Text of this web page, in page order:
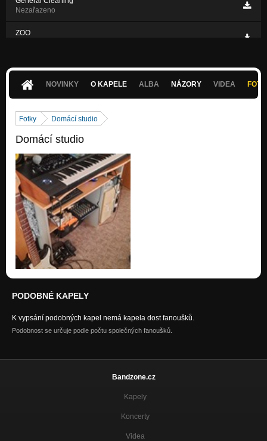
Nezařazeno
ZOO
NOVINKY
O KAPELE ALBA NÁZORY VIDEA
Fotky Domácí studio
Domácí studio
PODOBNÉ KAPELY
K vypsání podobných kapel nemá kapela dost fanoušků.
Podobnost se určuje podle počtu společných fanoušků.
Bandzone.cz
Kapely
Koncerty
Videa